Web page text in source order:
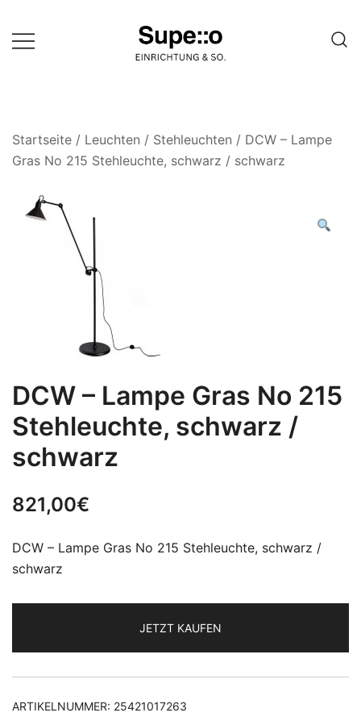
zum
Inhalt
einer Website
Startseite / Leuchten / Stehleuchten / DCW – Lampe
Gras No 215 Stehleuchte, schwarz / schwarz
DCW – Lampe Gras No 215
Stehleuchte, schwarz /
schwarz
821,00€
DCW – Lampe Gras No 215 Stehleuchte, schwarz /
schwarz
JETZT KAUFEN
ARTIKELNUMMER: 25421017263